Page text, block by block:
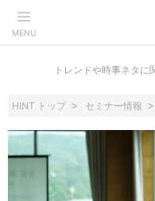
MENU
トレンドや時事ネタに
HINT トップ セミナー情報